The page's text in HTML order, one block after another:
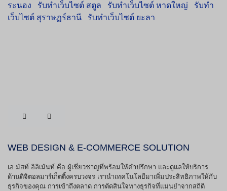
ระนอง
รับทำเว็บไซต์ สตูล รับทำเว็บไซต์ หาดใหญ่
รับทำ
เว็บไซต์ สุราษฏร์ธานี
รับทำเว็บไซต์ ยะลา
WEB DESIGN & E-COMMERCE SOLUTION
เอ มัสท์ อิลิเม้นท์ คือ ผู้เชี่ยวชาญที่พร้อมให้คำปรึกษา และดูแลให้บริการ
ด้านดิจิตอลมาร์เก็ตติ้งครบวงจร เรานำเทคโนโลยีมาเพิ่มประสิทธิภาพให้กับ
ธุรกิจของคุณ การเข้าถึงตลาด การตัดสินใจทางธุรกิจที่แม่นยำจากสถิติ